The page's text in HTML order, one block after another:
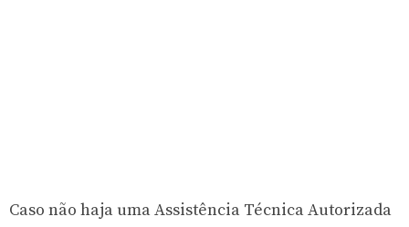
Caso não haja uma Assistência Técnica Autorizada